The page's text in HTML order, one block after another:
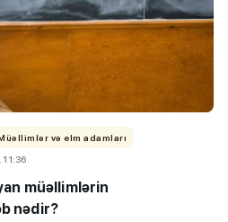
və elm adamları
11:36
müəllimlərin
nədir?